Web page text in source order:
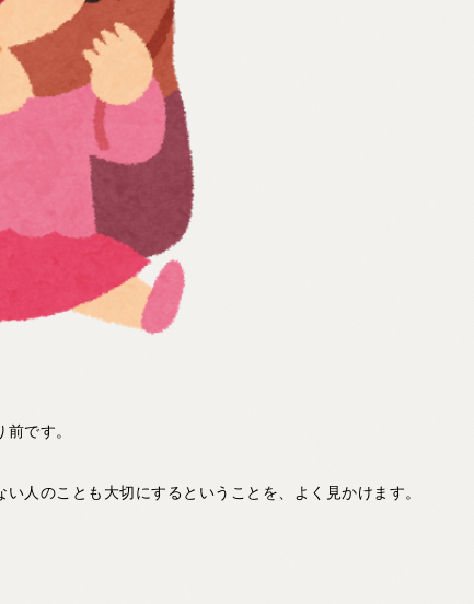
です。
人のことも大切にするということを、よく見かけます。